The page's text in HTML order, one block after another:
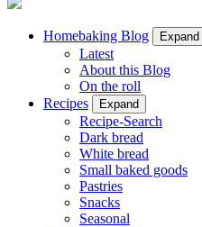
Homebaking Blog Expand
Latest
About this Blog
On the roll
Recipes
Expand
Recipe-Search
Dark bread
White bread
Small baked goods
Pastries
Snacks
Seasonal